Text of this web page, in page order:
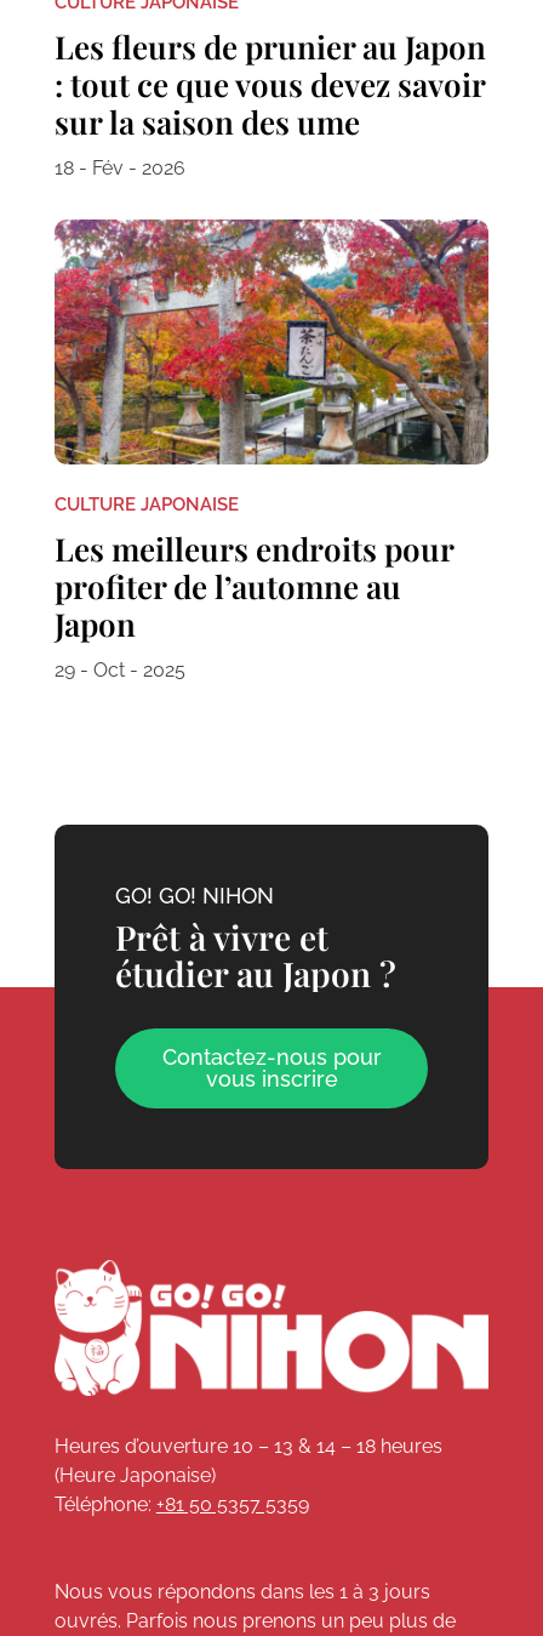
Les fleurs de prunier au Japon
: tout ce que vous devez savoir
sur la saison des ume
18 - Fév - 2026
CULTURE JAPONAISE
Les meilleurs endroits pour
profiter de l’automne au
Japon
29 - Oct - 2025
GO! GO! NIHON
Prêt à vivre et
étudier au Japon ?
Contactez-nous pour
vous inscrire
Heures d’ouverture 10 – 13 & 14 – 18 heures
(Heure Japonaise)
Téléphone: +81 50 5357 5359
Nous vous répondons dans les 1 à 3 jours
ouvrés. Parfois nous prenons un peu plus de